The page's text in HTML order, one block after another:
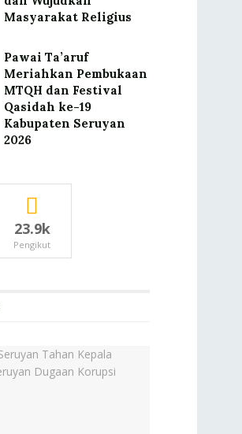
Masyarakat Religius
Pawai Ta’aruf
Meriahkan Pembukaan
MTQH dan Festival
Qasidah ke-19
Kabupaten Seruyan
2026
23.9k
Pengikut